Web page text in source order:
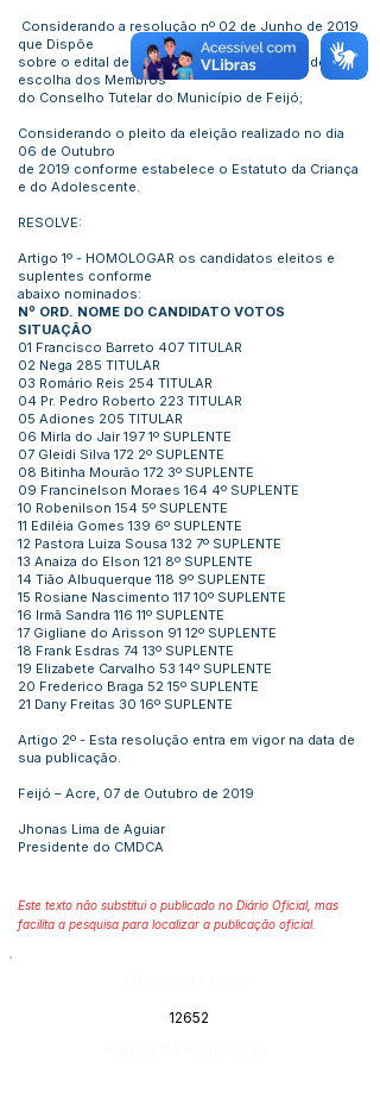
Considerando a resolução nº 02 de Junho de 2019
que Dispõe
sobre o edital de convocação do processo de
escolha dos Membros
do Conselho Tutelar do Município de Feijó;
Considerando o pleito da eleição realizado no dia
06 de Outubro
de 2019 conforme estabelece o Estatuto da Criança
e do Adolescente.
RESOLVE:
Artigo 1º - HOMOLOGAR os candidatos eleitos e
suplentes conforme
abaixo nominados:
Nº ORD. NOME DO CANDIDATO VOTOS
SITUAÇÃO
01 Francisco Barreto 407 TITULAR
02 Nega 285 TITULAR
03 Romário Reis 254 TITULAR
04 Pr. Pedro Roberto 223 TITULAR
05 Adiones 205 TITULAR
06 Mirla do Jair 197 1º SUPLENTE
07 Gleidi Silva 172 2º SUPLENTE
08 Bitinha Mourão 172 3º SUPLENTE
09 Francinelson Moraes 164 4º SUPLENTE
10 Robenilson 154 5º SUPLENTE
11 Ediléia Gomes 139 6º SUPLENTE
12 Pastora Luiza Sousa 132 7º SUPLENTE
13 Anaiza do Elson 121 8º SUPLENTE
14 Tião Albuquerque 118 9º SUPLENTE
15 Rosiane Nascimento 117 10º SUPLENTE
16 Irmã Sandra 116 11º SUPLENTE
17 Gigliane do Arisson 91 12º SUPLENTE
18 Frank Esdras 74 13º SUPLENTE
19 Elizabete Carvalho 53 14º SUPLENTE
20 Frederico Braga 52 15º SUPLENTE
21 Dany Freitas 30 16º SUPLENTE
Artigo 2º - Esta resolução entra em vigor na data de
sua publicação.
Feijó – Acre, 07 de Outubro de 2019
Jhonas Lima de Aguiar
Presidente do CMDCA
Este texto não substitui o publicado no Diário Oficial, mas
facilita a pesquisa para localizar a publicação oficial.
12652